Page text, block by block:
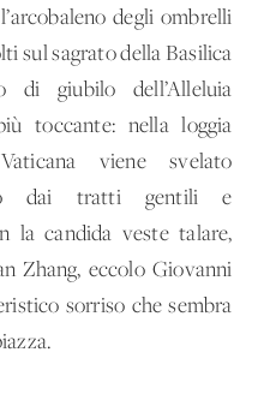
degli ombrelli
sul sagrato della Basilica
di giubilo dell’Alleluia
toccante: nella loggia
viene svelato
dai tratti gentili e
la candida veste talare,
Zhang, eccolo Giovanni
sorriso che sembra